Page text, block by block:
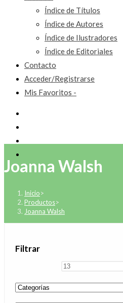
Índice de Títulos
Índice de Autores
Índice de Ilustradores
Índice de Editoriales
Contacto
Acceder/Registrarse
Mis Favoritos -
Joanna Walsh
Inicio>
Productos>
Joanna Walsh
Filtrar